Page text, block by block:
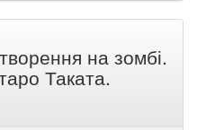
на зомбі.
Таката.